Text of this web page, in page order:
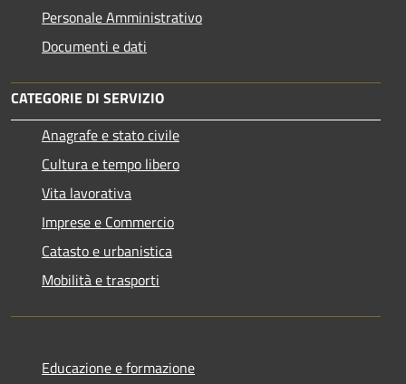
Personale Amministrativo
Documenti e dati
CATEGORIE DI SERVIZIO
Anagrafe e stato civile
Cultura e tempo libero
Vita lavorativa
Imprese e Commercio
Catasto e urbanistica
Mobilità e trasporti
Educazione e formazione